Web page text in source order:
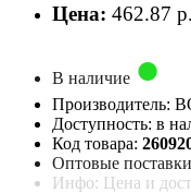
Цена: 462.87 р.
В наличие
Производитель:
Доступность: в
Код товара:
Оптовые
Инфо: Цена и